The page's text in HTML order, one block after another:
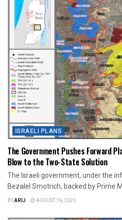
ISRAELI PLANS
The Government Pushes Forward
Blow to the Two-State Solution
The Israeli government, under the
Bezalel Smotrich, backed by Prime
BYARIJ AUGUST 16, 2025